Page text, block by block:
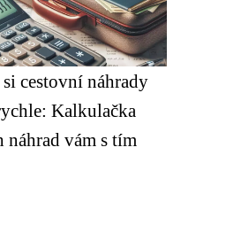
cestovní náhrady
Kalkulačka
náhrad vám s tím